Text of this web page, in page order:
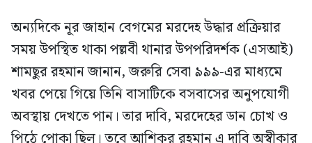
অন্যদিকে নূর জাহান বেগমের মরদেহ উদ্ধার প্রক্রিয়ার
সময় উপস্থিত থাকা পল্লবী থানার উপপরিদর্শক (এসআই)
শামছুর রহমান জানান, জরুরি সেবা ৯৯৯-এর মাধ্যমে
খবর পেয়ে গিয়ে তিনি বাসাটিকে বসবাসের অনুপযোগী
অবস্থায় দেখতে পান। তার দাবি, মরদেহের ডান চোখ ও